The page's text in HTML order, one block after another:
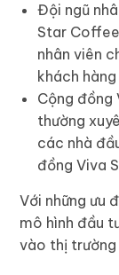
Đội ngũ
Star
nhân viên
khách
Cộng đồng
thường
các nhà
đồng Viva
Với những ưu
mô hình đầu
vào thị